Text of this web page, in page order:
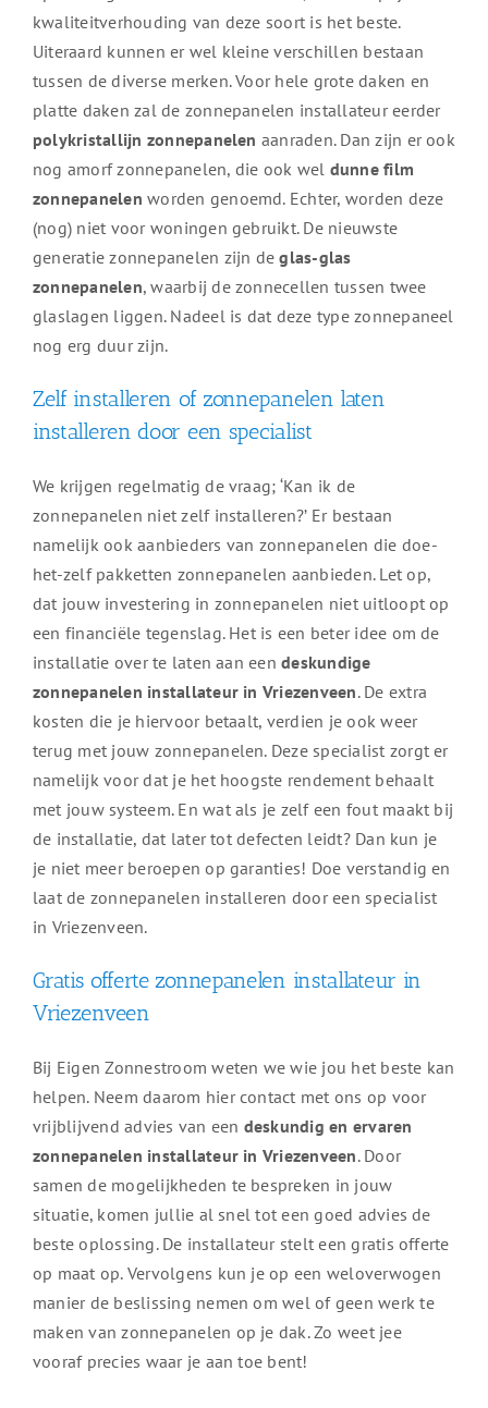
kwaliteitverhouding van deze soort is het beste.
Uiteraard kunnen er wel kleine verschillen bestaan
tussen de diverse merken. Voor hele grote daken en
platte daken zal de zonnepanelen installateur eerder
polykristallijn zonnepanelen aanraden. Dan zijn er ook
nog amorf zonnepanelen, die ook wel dunne film
zonnepanelen worden genoemd. Echter, worden deze
(nog) niet voor woningen gebruikt. De nieuwste
generatie zonnepanelen zijn deglas-glas
zonnepanelen, waarbij de zonnecellen tussen twee
glaslagen liggen. Nadeel is dat deze type zonnepaneel
nog erg duur zijn.
Zelf installeren of zonnepanelen laten
installeren door een specialist
We krijgen regelmatig de vraag; ‘Kan ik de
zonnepanelen niet zelf installeren?’ Er bestaan
namelijk ook aanbieders van zonnepanelen die doe-
het-zelf pakketten zonnepanelen aanbieden. Let op,
dat jouw investering in zonnepanelen niet uitloopt op
een financiële tegenslag. Het is een beter idee om de
installatie over te laten aan eendeskundige
zonnepanelen installateur in Vriezenveen. De extra
kosten die je hiervoor betaalt, verdien je ook weer
terug met jouw zonnepanelen. Deze specialist zorgt er
namelijk voor dat je het hoogste rendement behaalt
met jouw systeem. En wat als je zelf een fout maakt bij
de installatie, dat later tot defecten leidt? Dan kun je
je niet meer beroepen op garanties! Doe verstandig en
laat de zonnepanelen installeren door een specialist
in Vriezenveen.
Gratis offerte zonnepanelen installateur in
Vriezenveen
Bij Eigen Zonnestroom weten we wie jou het beste kan
helpen. Neem daarom hier contact met ons op voor
vrijblijvend advies van een deskundig en ervaren
zonnepanelen installateur in Vriezenveen. Door
samen de mogelijkheden te bespreken in jouw
situatie, komen jullie al snel tot een goed advies de
beste oplossing. De installateur stelt een gratis offerte
op maat op. Vervolgens kun je op een weloverwogen
manier de beslissing nemen om wel of geen werk te
maken van zonnepanelen op je dak. Zo weet jee
vooraf precies waar je aan toe bent!